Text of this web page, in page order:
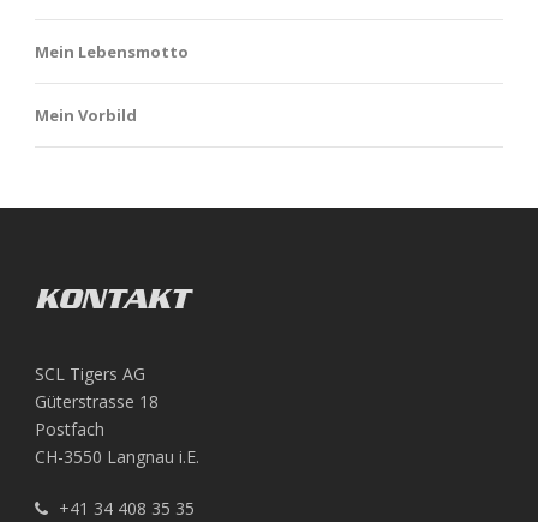
Mein Lebensmotto
Mein Vorbild
KONTAKT
SCL Tigers AG
Güterstrasse 18
Postfach
CH-3550 Langnau i.E.
+41 34 408 35 35